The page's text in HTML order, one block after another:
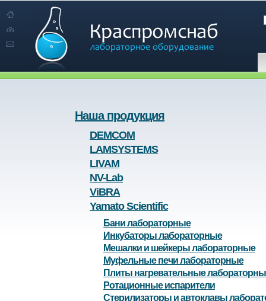
Наша продукция
DEMCOM
LAMSYSTEMS
LIVAM
NV-Lab
ViBRA
Yamato Scientific
Бани лабораторные
Инкубаторы лабораторные
Мешалки и шейкеры лабораторные
Муфельные печи лабораторные
Плиты нагревательные
Ротационные испарители
Стерилизаторы и автоклавы